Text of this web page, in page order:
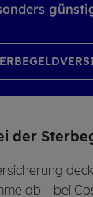
der
ab – bei